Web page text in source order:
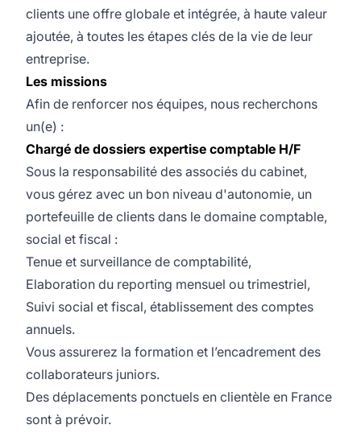
clients une offre globale et intégrée, à haute valeur
ajoutée, à toutes les étapes clés de la vie de leur
entreprise.
Les missions
Afin de renforcer nos équipes, nous recherchons
un(e) :
Chargé de dossiers expertise comptable H/F
Sous la responsabilité des associés du cabinet,
vous gérez avec un bon niveau d'autonomie, un
portefeuille de clients dans le domaine comptable,
social et fiscal :
Tenue et surveillance de comptabilité,
Elaboration du reporting mensuel ou trimestriel,
Suivi social et fiscal, établissement des comptes
annuels.
Vous assurerez la formation et l’encadrement des
collaborateurs juniors.
Des déplacements ponctuels en clientèle en France
sont à prévoir.